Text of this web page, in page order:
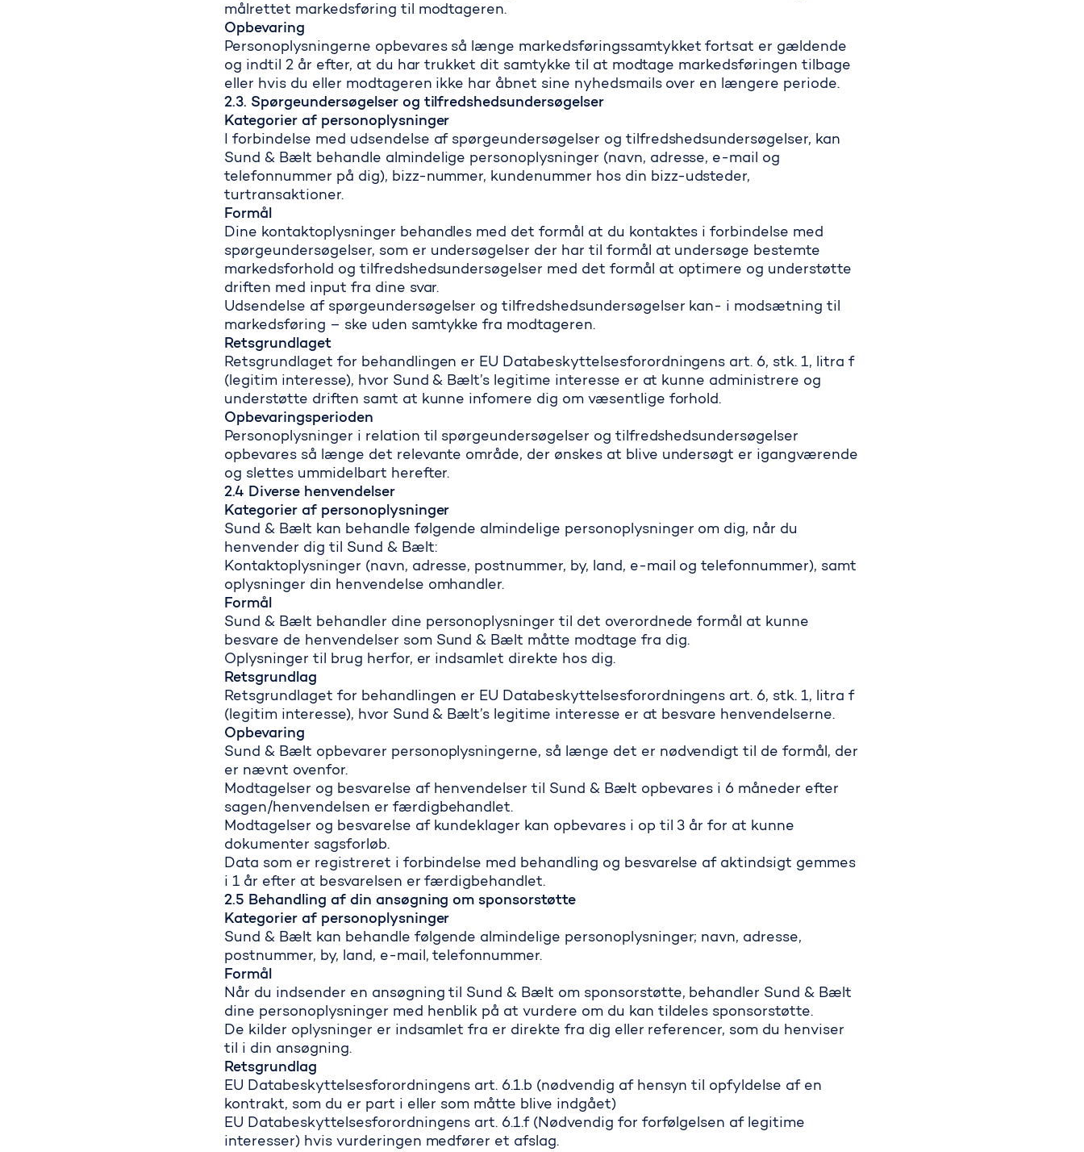
målrettet markedsføring til modtageren.
Opbevaring
Personoplysningerne opbevares så længe markedsføringssamtykket fortsat er gældende
og indtil 2 år efter, at du har trukket dit samtykke til at modtage markedsføringen tilbage
eller hvis du eller modtageren ikke har åbnet sine nyhedsmails over en længere periode.
2.3. Spørgeundersøgelser og tilfredshedsundersøgelser
Kategorier af personoplysninger
I forbindelse med udsendelse af spørgeundersøgelser og tilfredshedsundersøgelser, kan
Sund & Bælt behandle almindelige personoplysninger (navn, adresse, e-mail og
telefonnummer på dig), bizz-nummer, kundenummer hos din bizz-udsteder,
turtransaktioner.
Formål
Dine kontaktoplysninger behandles med det formål at du kontaktes i forbindelse med
spørgeundersøgelser, som er undersøgelser der har til formål at undersøge bestemte
markedsforhold og tilfredshedsundersøgelser med det formål at optimere og understøtte
driften med input fra dine svar.
Udsendelse af spørgeundersøgelser og tilfredshedsundersøgelser kan- i modsætning til
markedsføring – ske uden samtykke fra modtageren.
Retsgrundlaget
Retsgrundlaget for behandlingen er EU Databeskyttelsesforordningens art. 6, stk. 1, litra f
(legitim interesse), hvor Sund & Bælt’s legitime interesse er at kunne administrere og
understøtte driften samt at kunne infomere dig om væsentlige forhold.
Opbevaringsperioden
Personoplysninger i relation til spørgeundersøgelser og tilfredshedsundersøgelser
opbevares så længe det relevante område, der ønskes at blive undersøgt er igangværende
og slettes ummidelbart herefter.
2.4 Diverse henvendelser
Kategorier af personoplysninger
Sund & Bælt kan behandle følgende almindelige personoplysninger om dig, når du
henvender dig til Sund & Bælt:
Kontaktoplysninger (navn, adresse, postnummer, by, land, e-mail og telefonnummer), samt
oplysninger din henvendelse omhandler.
Formål
Sund & Bælt behandler dine personoplysninger til det overordnede formål at kunne
besvare de henvendelser som Sund & Bælt måtte modtage fra dig.
Oplysninger til brug herfor, er indsamlet direkte hos dig.
Retsgrundlag
Retsgrundlaget for behandlingen er EU Databeskyttelsesforordningens art. 6, stk. 1, litra f
(legitim interesse), hvor Sund & Bælt’s legitime interesse er at besvare henvendelserne.
Opbevaring
Sund & Bælt opbevarer personoplysningerne, så længe det er nødvendigt til de formål, der
er nævnt ovenfor.
Modtagelser og besvarelse af henvendelser til Sund & Bælt opbevares i 6 måneder efter
sagen/henvendelsen er færdigbehandlet.
Modtagelser og besvarelse af kundeklager kan opbevares i op til 3 år for at kunne
dokumenter sagsforløb.
Data som er registreret i forbindelse med behandling og besvarelse af aktindsigt gemmes
i 1 år efter at besvarelsen er færdigbehandlet.
2.5 Behandling af din ansøgning om sponsorstøtte
Kategorier af personoplysninger
Sund & Bælt kan behandle følgende almindelige personoplysninger; navn, adresse,
postnummer, by, land, e-mail, telefonnummer.
Formål
Når du indsender en ansøgning til Sund & Bælt om sponsorstøtte, behandler Sund & Bælt
dine personoplysninger med henblik på at vurdere om du kan tildeles sponsorstøtte.
De kilder oplysninger er indsamlet fra er direkte fra dig eller referencer, som du henviser
til i din ansøgning.
Retsgrundlag
EU Databeskyttelsesforordningens art. 6.1.b (nødvendig af hensyn til opfyldelse af en
kontrakt, som du er part i eller som måtte blive indgået)
EU Databeskyttelsesforordningens art. 6.1.f (Nødvendig for forfølgelsen af legitime
interesser) hvis vurderingen medfører et afslag.